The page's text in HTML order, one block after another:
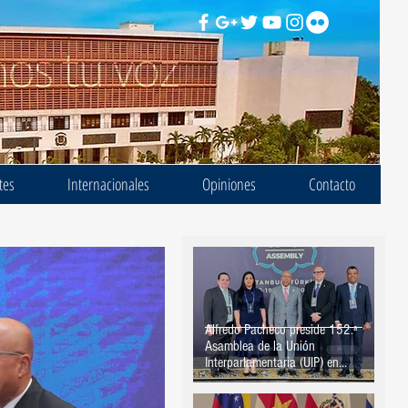
Internacionales Opiniones Contacto
Alfredo Pacheco preside 152.ª
Asamblea de la Unión
Interparlamentaria (UIP) en
Estambul, Turquía